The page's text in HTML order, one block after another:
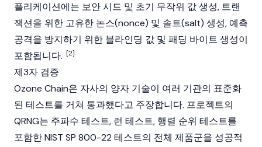
플리케이션에는 보안 시드 및 초기 무작위 값 생성, 트랜
잭션을 위한 고유한 논스(nonce) 및 솔트(salt) 생성, 예측
공격을 방지하기 위한 블라인딩 값 및 패딩 바이트 생성이
포함됩니다. [2]
제3자 검증
Ozone Chain은 자사의 양자 기술이 여러 기관의 표준화
된 테스트를 거쳐 통과했다고 주장합니다. 프로젝트의
QRNG는 주파수 테스트, 런 테스트, 행렬 순위 테스트를
포함한 NIST SP 800-22 테스트의 전체 제품군을 성공적